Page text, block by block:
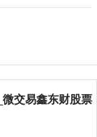
交易鑫东财股票